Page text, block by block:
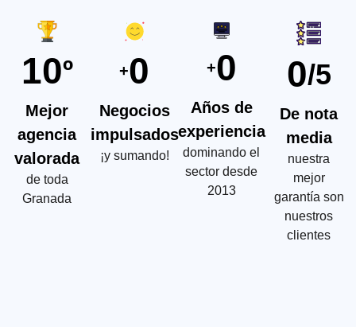
10º
Mejor
agencia
valorada
de toda
Granada
+0
Negocios
impulsados
¡y sumando!
+0
Años de
experiencia
dominando el
sector desde
2013
0/5
De nota
media
nuestra
mejor
garantía son
nuestros
clientes